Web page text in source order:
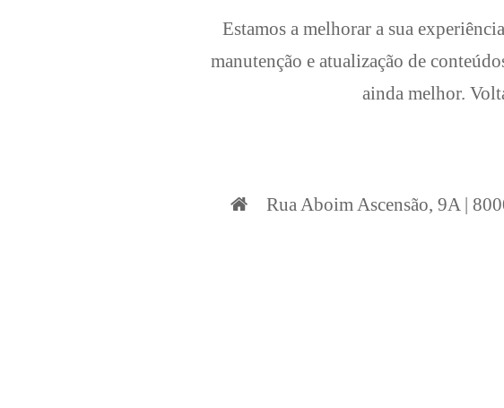
Estamos a melhorar a sua
manutenção e atualização de
ainda melhor.
Rua Aboim Ascensão, 9A |